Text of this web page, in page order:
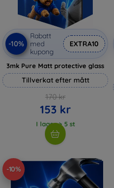
-10%
Rabatt
med
kupong
EXTRA10
3mk Pure Matt protective glass
Tillverkat efter mått
170 kr
153 kr
I lager > 5 st
-10%